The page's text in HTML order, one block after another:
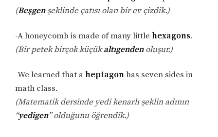
(Beşgenşeklinde çatısı olan bir ev çizdik.)
-A honeycomb is made of many littlehexagons.
(Bir petek birçok küçükaltıgendenoluşur.)
-We learned that aheptagonhas seven sides in
math class.
(Matematik dersinde yedi kenarlı şeklin adının
“yedigen” olduğunu öğrendik.)